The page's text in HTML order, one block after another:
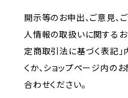
開示等のお申出、ご意見、
人情報の取扱いに関するお
定商取引法に基づく表記
くか、ショップページ内の
合わせください。